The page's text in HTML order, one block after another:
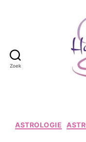
Zoek
ASTROLOGIE